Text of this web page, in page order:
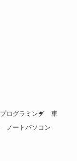
プログラミング
車
ノートパソコン